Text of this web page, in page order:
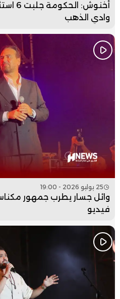
وادي الذهب
25 يوليو 2026 - 19:00
وائل جسار يطرب جمهور
فيديو